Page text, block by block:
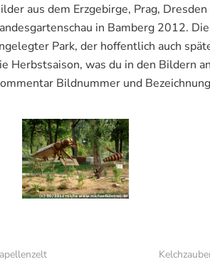
aus dem Erzgebirge, Prag,
in Bamberg 2012.
Park, der hoffentlich auch
Herbstsaison, was du in den Bildern
Bildnummer und